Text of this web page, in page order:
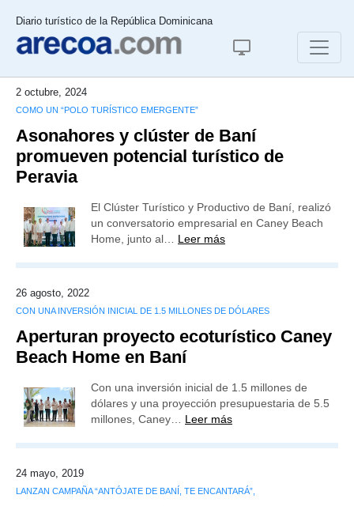
Diario turístico de la República Dominicana
2 octubre, 2024
COMO UN “POLO TURÍSTICO EMERGENTE”
Asonahores y clúster de Baní
promueven potencial turístico de
Peravia
El Clúster Turístico y Productivo de Baní, realizó
un conversatorio empresarial en Caney Beach
Home, junto al… Leer más
26 agosto, 2022
CON UNA INVERSIÓN INICIAL DE 1.5 MILLONES DE DÓLARES
Aperturan proyecto ecoturístico Caney
Beach Home en Baní
Con una inversión inicial de 1.5 millones de
dólares y una proyección presupuestaria de 5.5
millones, Caney… Leer más
24 mayo, 2019
LANZAN CAMPAÑA “ANTÓJATE DE BANÍ, TE ENCANTARÁ”,